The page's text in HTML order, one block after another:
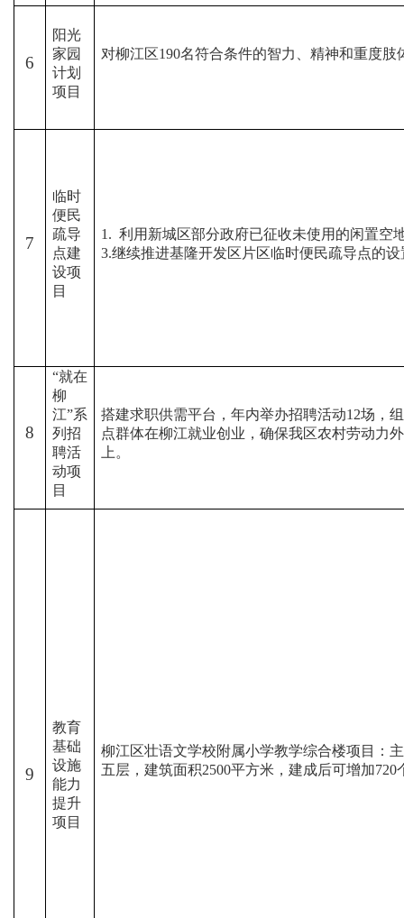
6
阳光
家园
计划
项目
对柳江区190名符合条件的智力、精神和重度肢
7
临时
便民
疏导
点建
设项
目
1. 利用新城区部分政府已征收未使用的闲置空
3.继续推进基隆开发区片区临时便民疏导点的设
8
“就在
柳
江”系
列招
聘活
动项
目
搭建求职供需平台，年内举办招聘活动12场，
点群体在柳江就业创业，确保我区农村劳动力
上。
9
教育
基础
设施
能力
提升
项目
柳江区壮语文学校附属小学教学综合楼项目：
五层，建筑面积2500平方米，建成后可增加720